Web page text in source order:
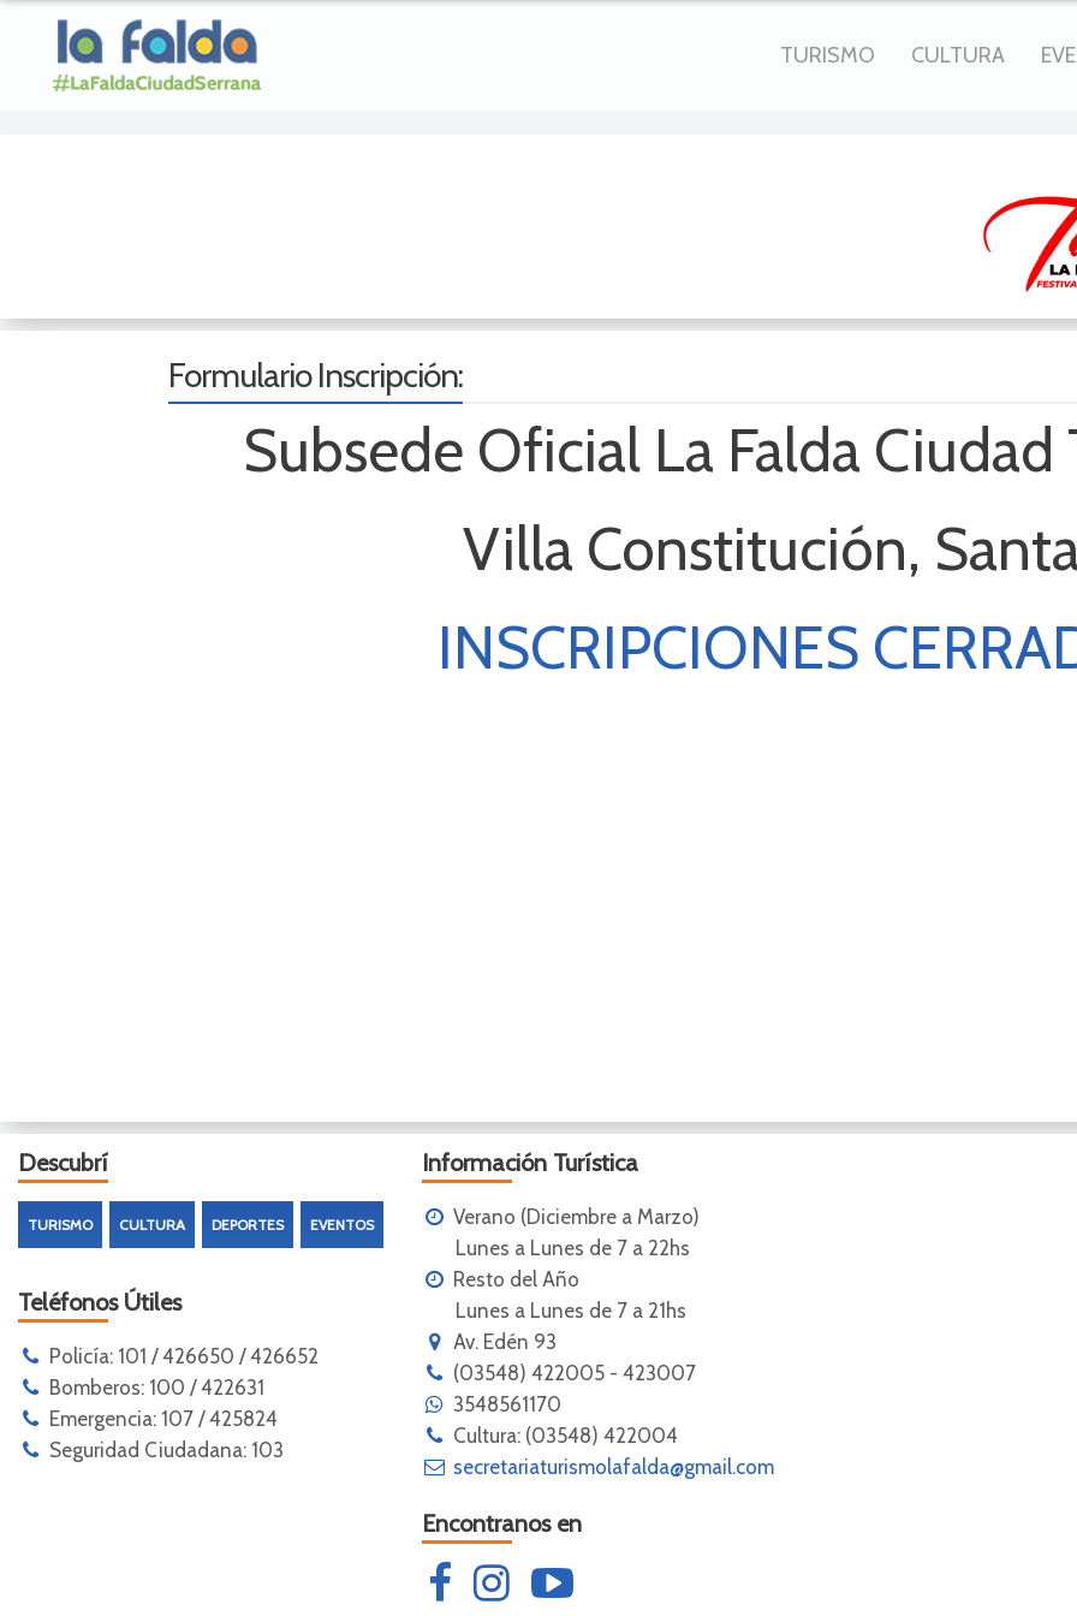
TURISMO CULTURA
Formulario Inscripción:
Subsede Oficial La Falda
Villa Constitución,
INSCRIPCIONES
Descubrí
TURISMO CULTURA DEPORTES EVENTOS
Teléfonos Útiles
Policía: 101 / 426650 / 426652
Bomberos: 100 / 422631
Emergencia: 107 / 425824
Seguridad Ciudadana: 103
Información Turística
Verano (Diciembre a Marzo)
Lunes a Lunes de 7 a 22hs
Resto del Año
Lunes a Lunes de 7 a 21hs
Av. Edén 93
(03548) 422005 - 423007
3548561170
Cultura: (03548) 422004
secretariaturismolafalda@gmail.com
Encontranos en